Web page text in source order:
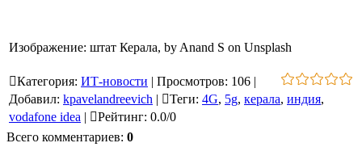
Изображение: штат Керала, by Anand S on Unsplash
Категория: ИТ-новости | Просмотров: 106 |
Добавил: kpavelandreevich | Теги: 4G, 5g, керала, индия,
vodafone idea | Рейтинг: 0.0/0
Всего комментариев: 0